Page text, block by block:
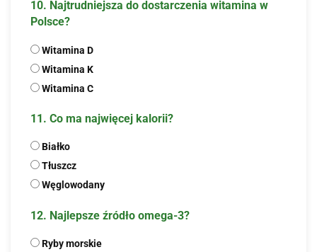
10. Najtrudniejsza do dostarczenia witamina w
Polsce?
Witamina D
Witamina K
Witamina C
11. Co ma najwięcej kalorii?
Białko
Tłuszcz
Węglowodany
12. Najlepsze źródło omega-3?
Ryby morskie